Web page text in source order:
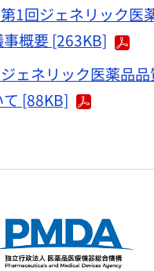
1回ジェネリック医
概要 [263KB]
ェネリック医薬品
[88KB]